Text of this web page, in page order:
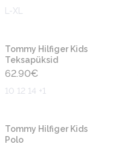
L-XL
Tommy Hilfiger Kids
Teksapüksid
62.90€
10 12 14 +1
Tommy Hilfiger Kids
Polo